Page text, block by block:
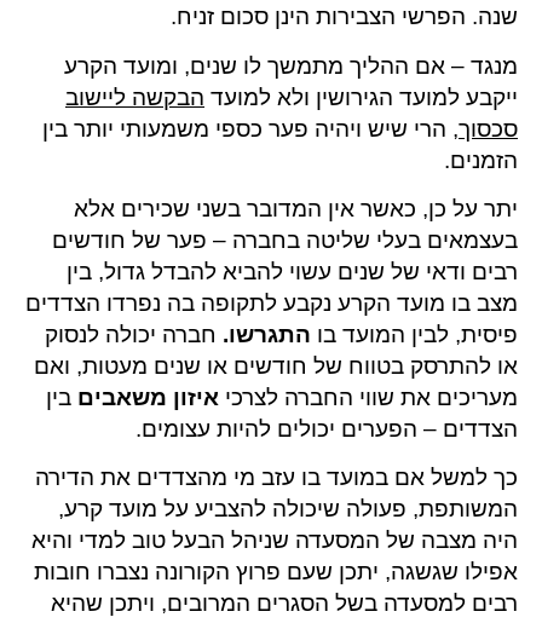
שנה. הפרשי הצבירות הינן סכום זניח.
מנגד – אם ההליך מתמשך לו שנים, ומועד הקרע
ייקבע למועד הגירושין ולא למועד הבקשה ליישוב
סכסוך, הרי שיש ויהיה פער כספי משמעותי יותר בין
הזמנים.
יתר על כן, כאשר אין המדובר בשני שכירים אלא
בעצמאים בעלי שליטה בחברה – פער של חודשים
רבים ודאי של שנים עשוי להביא להבדל גדול, בין
מצב בו מועד הקרע נקבע לתקופה בה נפרדו הצדדים
פיסית, לבין המועד בו התגרשו. חברה יכולה לנסוק
או להתרסק בטווח של חודשים או שנים מעטות, ואם
מעריכים את שווי החברה לצרכי איזון משאבים בין
הצדדים – הפערים יכולים להיות עצומים.
כך למשל אם במועד בו עזב מי מהצדדים את הדירה
המשותפת, פעולה שיכולה להצביע על מועד קרע,
היה מצבה של המסעדה שניהל הבעל טוב למדי והיא
אפילו שגשגה, יתכן שעם פרוץ הקורונה נצברו חובות
רבים למסעדה בשל הסגרים המרובים, ויתכן שהיא